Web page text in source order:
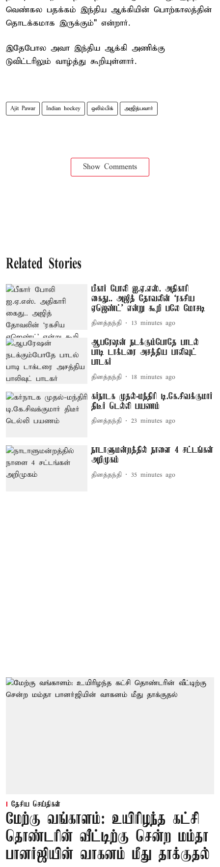
வெண்கல பதக்கம் இந்திய ஆக்கியின் பொற்காலத்தின்
தொடக்கமாக இருக்கும்" என்றார்.
இதேபோல அவா இந்திய ஆக்கி அணிக்கு
டுவிட்டரிலும் வாழ்த்து கூறியுள்ளார்.
Ajit Pawar Indian hockey ஒலிம்பிக் அஜித்பவார்
Show Comments
Related Stories
பீகார் போலி ஐ.ஏ.எஸ். அதிகாரி
கைது.. அஜித் தோவலின் ‘ரகசிய
ஏஜெண்ட்’ என்று கூறி பலே மோசடி
தினத்தந்தி 13 minutes ago
ஆபரேஷன் நடக்கும்போதே பாடல்
பாடி டாக்டரை அசத்திய பாலிவுட்
பாடகர்
தினத்தந்தி 18 minutes ago
கர்நாடக முதல்-மந்திரி டி.கே.சிவக்குமார்
திடீர் டெல்லி பயணம்
தினத்தந்தி 23 minutes ago
நாடாளுமன்றத்தில் நாளை 4 சட்டங்கள்
அறிமுகம்
தினத்தந்தி 35 minutes ago
தேசிய செய்திகள்
மேற்கு வங்காளம்: உயிரிழந்த கட்சி
தொண்டரின் வீட்டிற்கு சென்ற மம்தா
பானர்ஜியின் வாகனம் மீது தாக்குதல்